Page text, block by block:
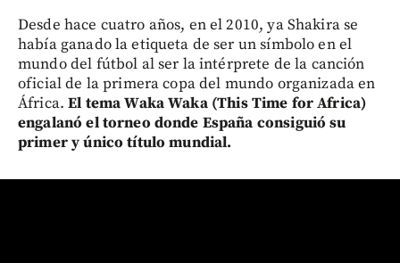
Desde hace cuatro años, en el 2010, ya Shakira se
había ganado la etiqueta de ser un símbolo en el
mundo del fútbol al ser la intérprete de la canción
oficial de la primera copa del mundo organizada en
África. El tema Waka Waka (This Time for Africa)
engalanó el torneo donde España consiguió su
primer y único título mundial.